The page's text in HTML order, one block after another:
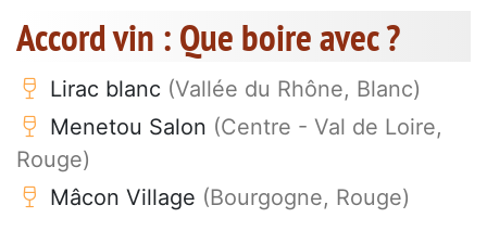
Accord vin : Que boire avec ?
Lirac blanc (Vallée du Rhône, Blanc)
Menetou Salon (Centre - Val de Loire,
Rouge)
Mâcon Village (Bourgogne, Rouge)